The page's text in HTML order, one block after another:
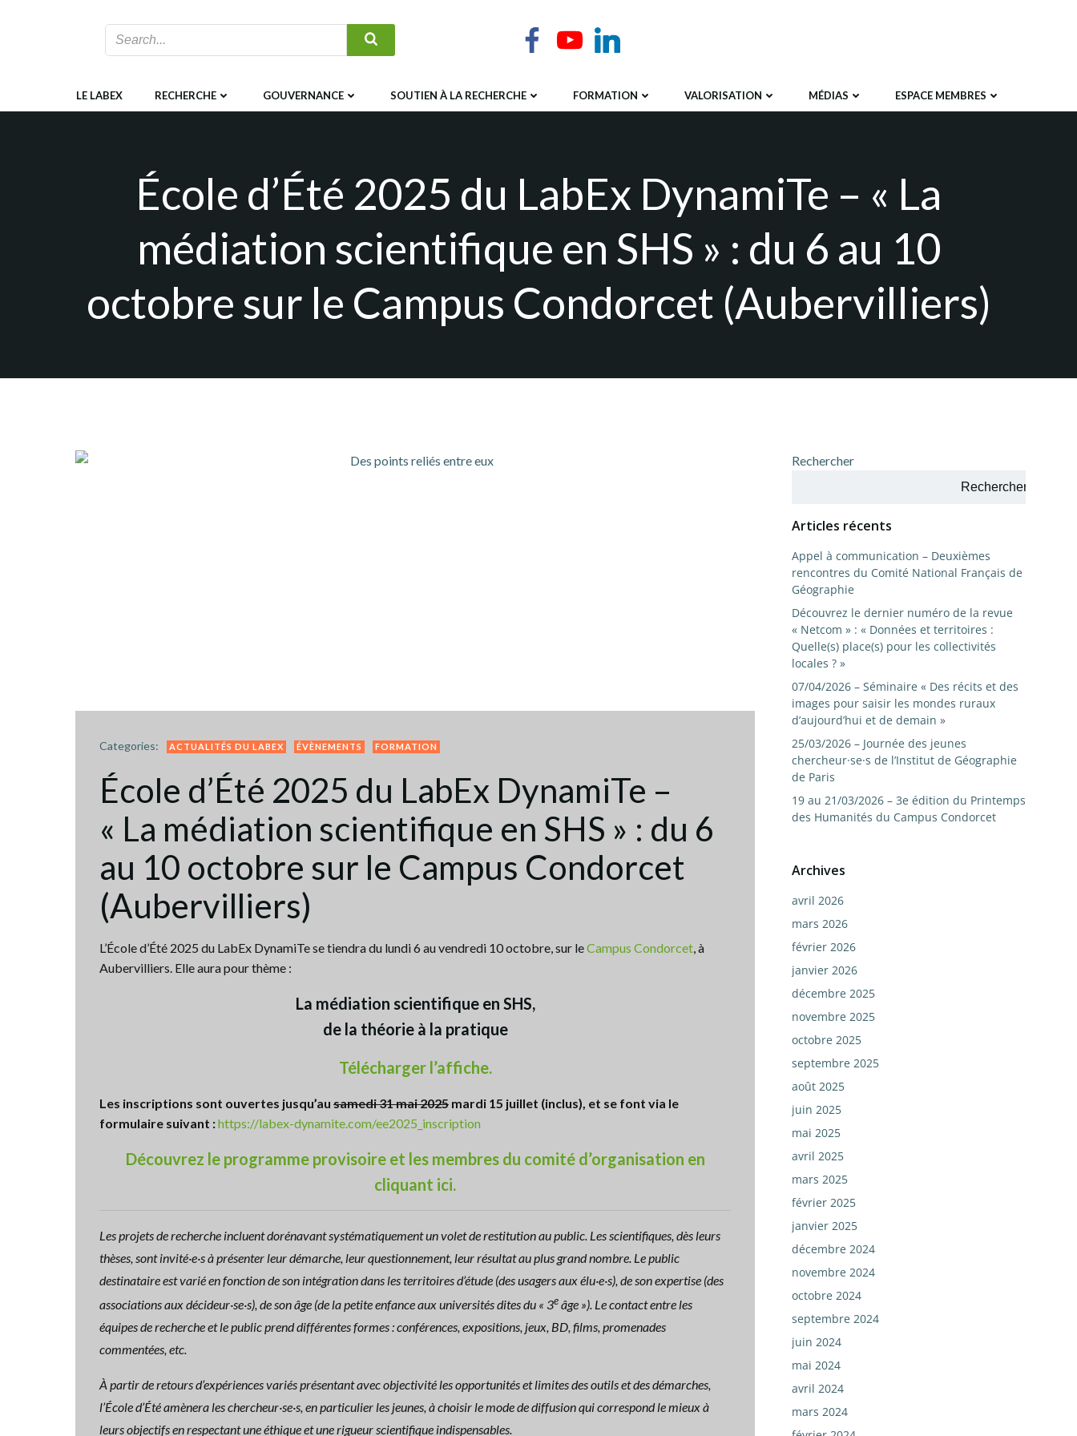
LE LABEX RECHERCHE GOUVERNANCE SOUTIEN À LA RECHERCHE FORMATION VALORISATION MÉDIAS ESPACE MEMBRES
École d’Été 2025 du LabEx DynamiTe – « La
médiation scientifique en SHS » : du 6 au 10
octobre sur le Campus Condorcet (Aubervilliers)
Categories: ACTUALITÉS DU LABEX ÉVÈNEMENTS FORMATION
École d’Été 2025 du LabEx DynamiTe –
« La médiation scientifique en SHS » : du 6
au 10 octobre sur le Campus Condorcet
(Aubervilliers)
L’École d’Été 2025 du LabEx DynamiTe se tiendra du lundi 6 au vendredi 10 octobre, sur leCampus Condorcet, à
Aubervilliers. Elle aura pour thème :
La médiation scientifique en SHS,
de la théorie à la pratique
Télécharger l’affiche.
Les inscriptions sont ouvertes jusqu’au samedi 31 mai 2025 mardi 15 juillet (inclus), et se font via le
formulaire suivant :https://labex-dynamite.com/ee2025_inscription
Découvrez le programme provisoire et les membres du comité d’organisation en
cliquant ici.
Les projets de recherche incluent dorénavant systématiquement un volet de restitution au public. Les scientifiques, dès leurs
thèses, sont invité·e·s à présenter leur démarche, leur questionnement, leur résultat au plus grand nombre. Le public
destinataire est varié en fonction de son intégration dans les territoires d’étude (des usagers aux élu·e·s), de son expertise (des
associations aux décideur·se·s), de son âge (de la petite enfance aux universités dites du « 3eâge »). Le contact entre les
équipes de recherche et le public prend différentes formes : conférences, expositions, jeux, BD, films, promenades
commentées, etc.
À partir de retours d’expériences variés présentant avec objectivité les opportunités et limites des outils et des démarches,
l’École d’Été amènera les chercheur·se·s, en particulier les jeunes, à choisir le mode de diffusion qui correspond le mieux à
leurs objectifs en respectant une éthique et une rigueur scientifique indispensables.
Rechercher
Rechercher
Articles récents
Appel à communication – Deuxièmes
rencontres du Comité National Français de
Géographie
Découvrez le dernier numéro de la revue
« Netcom » : « Données et territoires :
Quelle(s) place(s) pour les collectivités
locales ? »
07/04/2026 – Séminaire « Des récits et des
images pour saisir les mondes ruraux
d’aujourd’hui et de demain »
25/03/2026 – Journée des jeunes
chercheur·se·s de l’Institut de Géographie
de Paris
19 au 21/03/2026 – 3e édition du Printemps
des Humanités du Campus Condorcet
Archives
avril 2026
mars 2026
février 2026
janvier 2026
décembre 2025
novembre 2025
octobre 2025
septembre 2025
août 2025
juin 2025
mai 2025
avril 2025
mars 2025
février 2025
janvier 2025
décembre 2024
novembre 2024
octobre 2024
septembre 2024
juin 2024
mai 2024
avril 2024
mars 2024